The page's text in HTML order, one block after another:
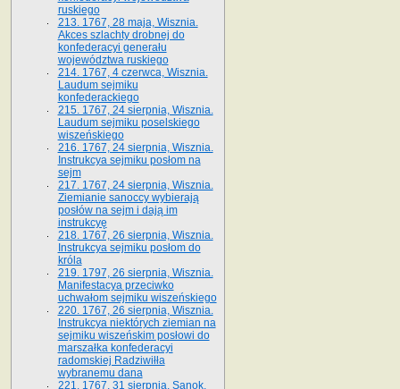
ruskiego
213. 1767, 28 maja, Wisznia.
Akces szlachty drobnej do
konfederacyi generału
województwa ruskiego
214. 1767, 4 czerwca, Wisznia.
Laudum sejmiku
konfederackiego
215. 1767, 24 sierpnia, Wisznia.
Laudum sejmiku poselskiego
wiszeńskiego
216. 1767, 24 sierpnia, Wisznia.
Instrukcya sejmiku posłom na
sejm
217. 1767, 24 sierpnia, Wisznia.
Ziemianie sanoccy wybierają
posłów na sejm i dają im
instrukcyę
218. 1767, 26 sierpnia, Wisznia.
Instrukcya sejmiku posłom do
króla
219. 1797, 26 sierpnia, Wisznia.
Manifestacya przeciwko
uchwałom sejmiku wiszeńskiego
220. 1767, 26 sierpnia, Wisznia.
Instrukcya niektórych ziemian na
sejmiku wiszeńskim posłowi do
marszałka konfe­deracyi
radomskiej Radziwiłła
wybranemu dana
221. 1767, 31 sierpnia, Sanok.